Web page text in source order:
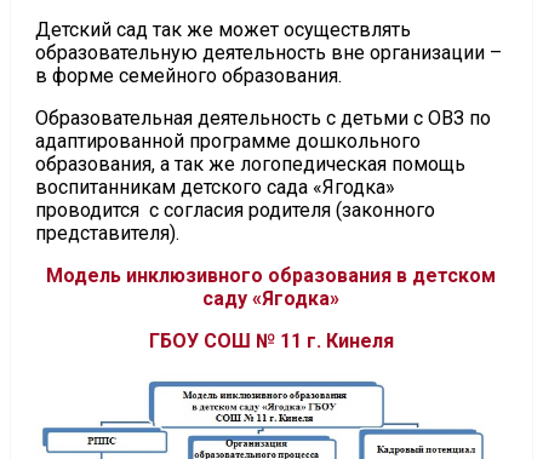
Детский сад так же может осуществлять
образовательную деятельность вне организации –
в форме семейного образования.
Образовательная деятельность с детьми с ОВЗ по
адаптированной программе дошкольного
образования, а так же логопедическая помощь
воспитанникам детского сада «Ягодка»
проводится с согласия родителя (законного
представителя).
Модель инклюзивного образования в детском
саду «Ягодка»
ГБОУ СОШ № 11 г. Кинеля